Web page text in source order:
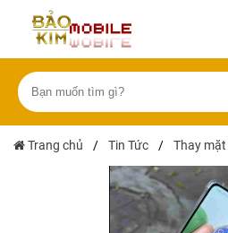
Trang chủ / Tin Tức / Thay mặt